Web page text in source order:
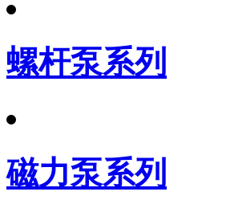
螺杆泵系列
磁力泵系列